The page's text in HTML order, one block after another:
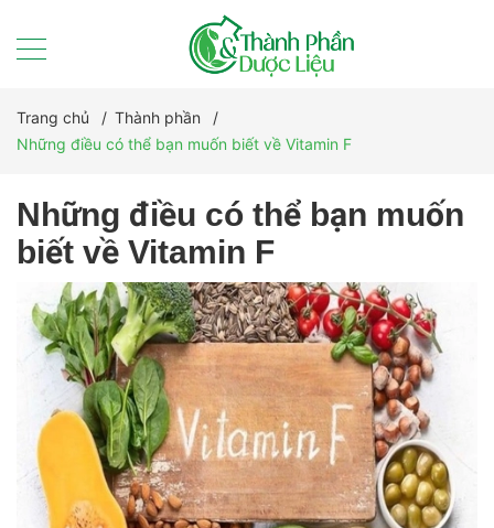
Trang chủ / Thành phần
/
Những điều có thể bạn muốn biết về Vitamin F
Những điều có thể bạn muốn
biết về Vitamin F